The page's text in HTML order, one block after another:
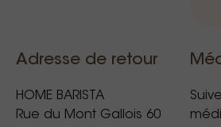
Adresse de retour
HOME BARISTA
Rue du Mont Gallois 60